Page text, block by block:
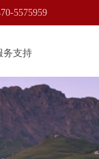
5575959
务支持